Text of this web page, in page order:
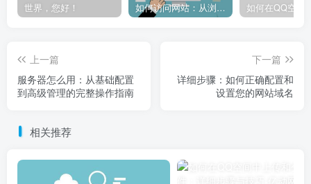
世界，您好！ 如何访问网站：从浏览器输入到页面加载的完整步骤详解
上一篇
服务器怎么用：从基础配置
到高级管理的完整操作指南
下一篇
详细步骤：如何正确配置和
设置您的网站域名
相关推荐